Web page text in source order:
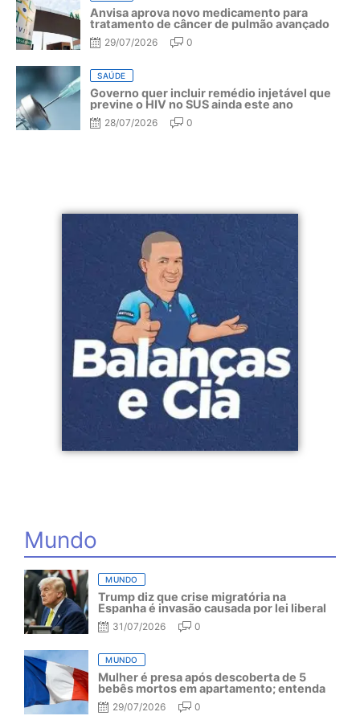
Anvisa aprova novo medicamento para
tratamento de câncer de pulmão avançado
29/07/2026 0
SAÚDE
Governo quer incluir remédio injetável que
previne o HIV no SUS ainda este ano
28/07/2026 0
Mundo
MUNDO
Trump diz que crise migratória na
Espanha é invasão causada por lei liberal
31/07/2026 0
MUNDO
Mulher é presa após descoberta de 5
bebês mortos em apartamento; entenda
29/07/2026 0